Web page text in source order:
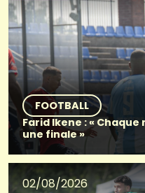
FOOTBALL
Farid Ikene : «
une finale »
02/08/2026